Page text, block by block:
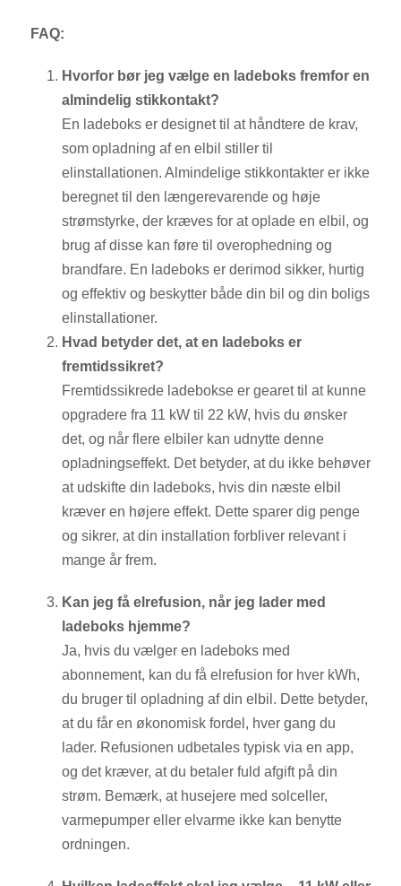
FAQ:
Hvorfor bør jeg vælge en ladeboks fremfor en
almindelig stikkontakt?
En ladeboks er designet til at håndtere de krav,
som opladning af en elbil stiller til
elinstallationen. Almindelige stikkontakter er ikke
beregnet til den længerevarende og høje
strømstyrke, der kræves for at oplade en elbil, og
brug af disse kan føre til overophedning og
brandfare. En ladeboks er derimod sikker, hurtig
og effektiv og beskytter både din bil og din boligs
elinstallationer.
Hvad betyder det, at en ladeboks er
fremtidssikret?
Fremtidssikrede ladebokse er gearet til at kunne
opgradere fra 11 kW til 22 kW, hvis du ønsker
det, og når flere elbiler kan udnytte denne
opladningseffekt. Det betyder, at du ikke behøver
at udskifte din ladeboks, hvis din næste elbil
kræver en højere effekt. Dette sparer dig penge
og sikrer, at din installation forbliver relevant i
mange år frem.
Kan jeg få elrefusion, når jeg lader med
ladeboks hjemme?
Ja, hvis du vælger en ladeboks med
abonnement, kan du få elrefusion for hver kWh,
du bruger til opladning af din elbil. Dette betyder,
at du får en økonomisk fordel, hver gang du
lader. Refusionen udbetales typisk via en app,
og det kræver, at du betaler fuld afgift på din
strøm. Bemærk, at husejere med solceller,
varmepumper eller elvarme ikke kan benytte
ordningen.